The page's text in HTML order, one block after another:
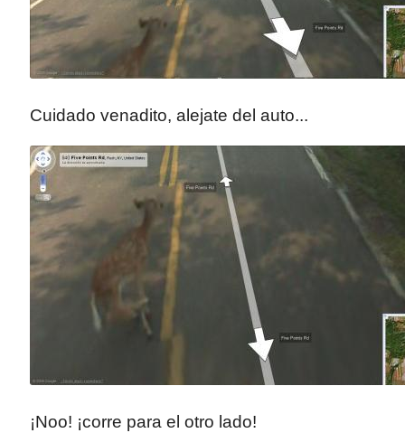
Cuidado venadito, alejate del auto...
¡Noo! ¡corre para el otro lado!